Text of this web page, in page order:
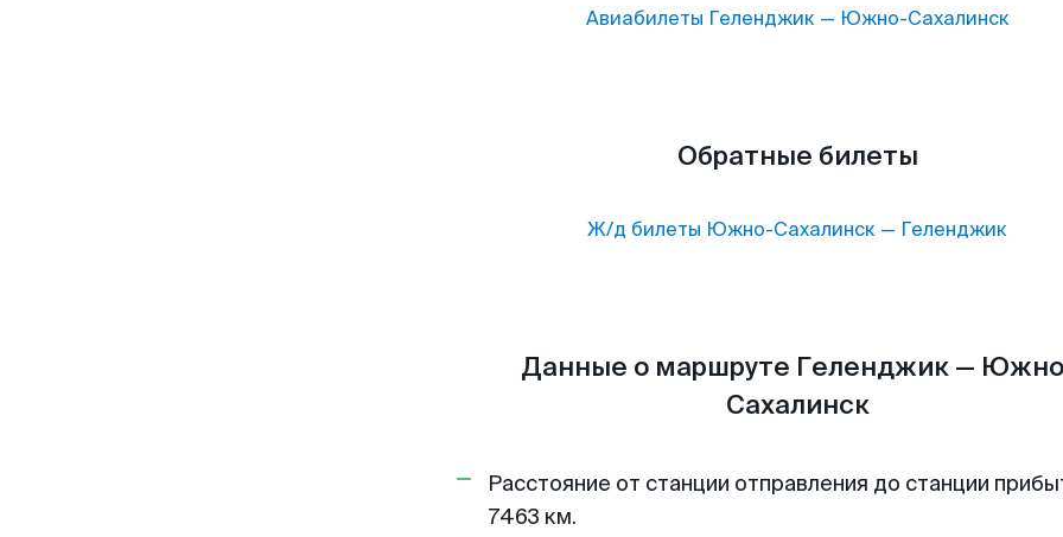
Авиабилеты Геленджик— Южно-Сахалинск
Обратные билеты
Ж/д билеты Южно-Сахалинск — Геленджик
Данные о маршруте Геленджик —
Сахалинск
Расстояние от станции отправления до станции
7463 км.